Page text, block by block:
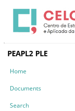
PEAPL2 PLE
Home
Documents
Search